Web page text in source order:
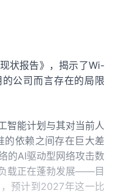
状报告》，揭示了Wi-
公司而言存在的局限
智能计划与其对当前人
的依赖之间存在巨大差
的AI驱动型网络攻击数
载正在蓬勃发展——目
预计到2027年这一比